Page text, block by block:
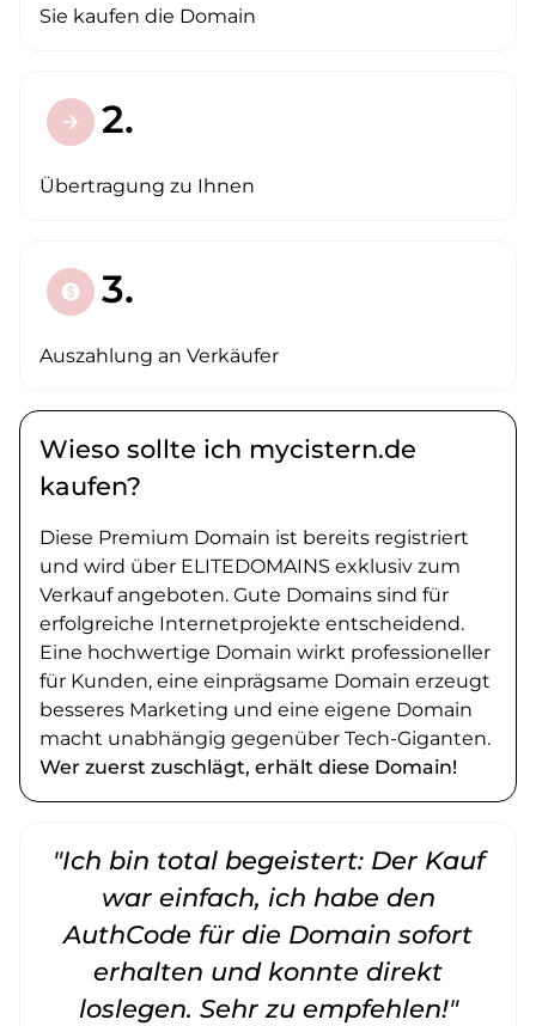
Sie kaufen die Domain
arrow_forward 2.
Übertragung zu Ihnen
paid 3.
Auszahlung an Verkäufer
Wieso sollte ich mycistern.de
kaufen?
Diese Premium Domain ist bereits registriert
und wird über ELITEDOMAINS exklusiv zum
Verkauf angeboten. Gute Domains sind für
erfolgreiche Internetprojekte entscheidend.
Eine hochwertige Domain wirkt professioneller
für Kunden, eine einprägsame Domain erzeugt
besseres Marketing und eine eigene Domain
macht unabhängig gegenüber Tech-Giganten.
Wer zuerst zuschlägt, erhält diese Domain!
"Ich bin total begeistert: Der Kauf
war einfach, ich habe den
AuthCode für die Domain sofort
erhalten und konnte direkt
loslegen. Sehr zu empfehlen!"